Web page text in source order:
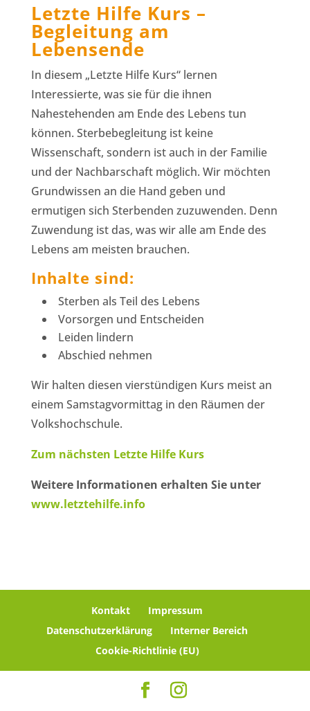
Letzte Hilfe Kurs –
Begleitung am
Lebensende
In diesem „Letzte Hilfe Kurs“ lernen
Interessierte, was sie für die ihnen
Nahestehenden am Ende des Lebens tun
können. Sterbebegleitung ist keine
Wissenschaft, sondern ist auch in der Familie
und der Nachbarschaft möglich. Wir möchten
Grundwissen an die Hand geben und
ermutigen sich Sterbenden zuzuwenden. Denn
Zuwendung ist das, was wir alle am Ende des
Lebens am meisten brauchen.
Inhalte sind:
Sterben als Teil des Lebens
Vorsorgen und Entscheiden
Leiden lindern
Abschied nehmen
Wir halten diesen vierstündigen Kurs meist an
einem Samstagvormittag in den Räumen der
Volkshochschule.
Zum nächsten Letzte Hilfe Kurs
Weitere Informationen erhalten Sie unter
www.letztehilfe.info
Kontakt
Impressum
Datenschutzerklärung
Interner Bereich
Cookie-Richtlinie (EU)